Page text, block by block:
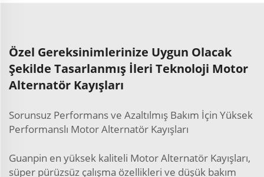
Özel Gereksinimlerinize Uygun Olacak
Şekilde Tasarlanmış İleri Teknoloji Motor
Alternatör Kayışları
Sorunsuz Performans ve Azaltılmış Bakım İçin Yüksek
Performanslı Motor Alternatör Kayışları
Guanpin en yüksek kaliteli Motor Alternatör Kayışları,
süper pürüzsüz çalışma özellikleri ve düşük bakım